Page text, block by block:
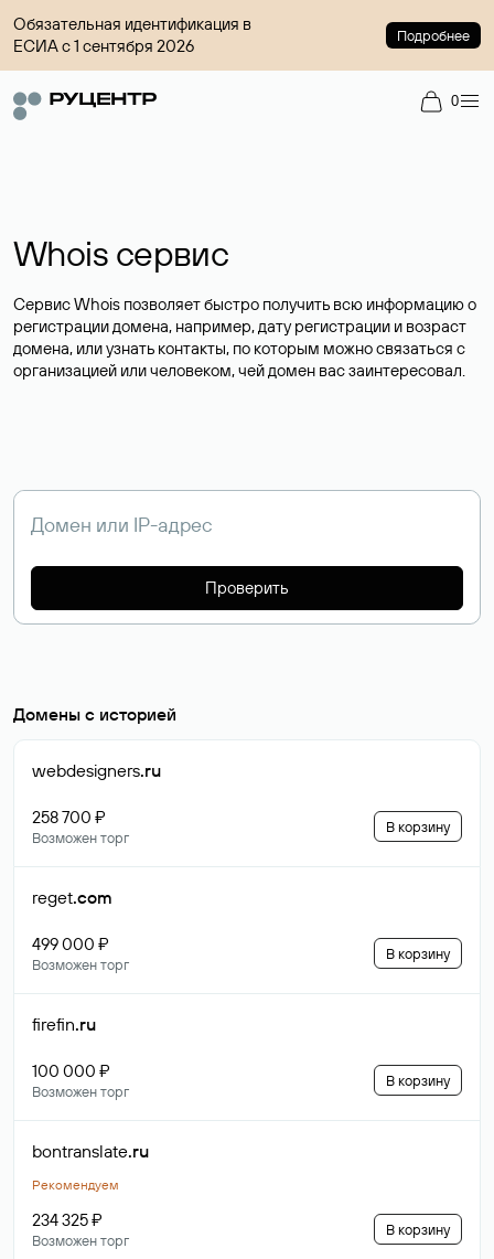
Обязательная идентификация в
ЕСИА с 1 сентября 2026
Подробнее
0
Whois сервис
Сервис Whois позволяет быстро получить всю информацию о
регистрации домена, например, дату регистрации и возраст
домена, или узнать контакты, по которым можно связаться с
организацией или человеком, чей домен вас заинтересовал.
Проверить
Домены с историей
webdesigners.ru
258 700 ₽
Возможен торг
В корзину
reget.com
499 000 ₽
Возможен торг
В корзину
firefin.ru
100 000 ₽
Возможен торг
В корзину
bontranslate.ru
Рекомендуем
234 325 ₽
Возможен торг
В корзину